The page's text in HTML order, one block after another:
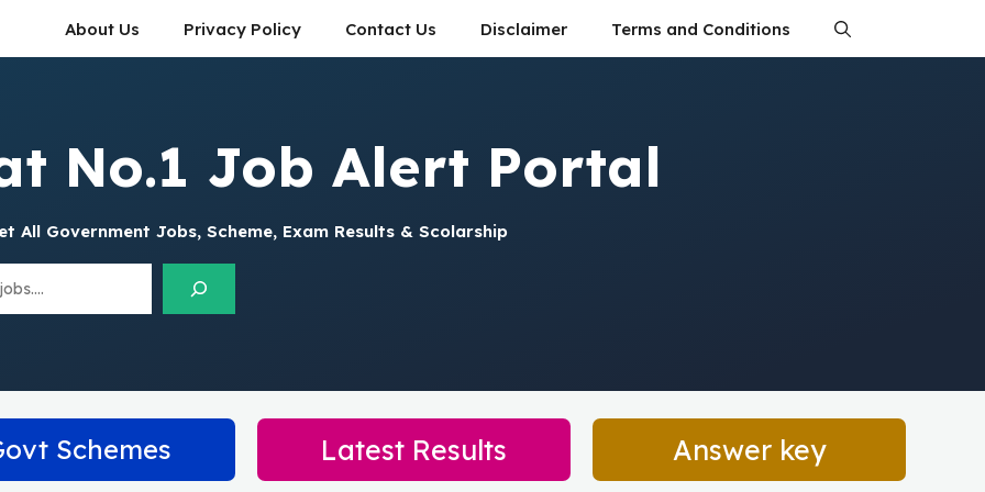
About Us Privacy Policy Contact Us Disclaimer Terms and Conditions
No.1 Job Alert Portal
All Government Jobs, Scheme, Exam Results & Scolarship
Schemes Latest Results Answer key